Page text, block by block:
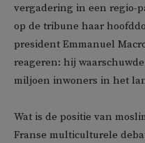
vergadering in een regio-
op de tribune haar
president Emmanuel
reageren: hij
miljoen inwoners in het
Wat is de positie van
Franse multiculturele